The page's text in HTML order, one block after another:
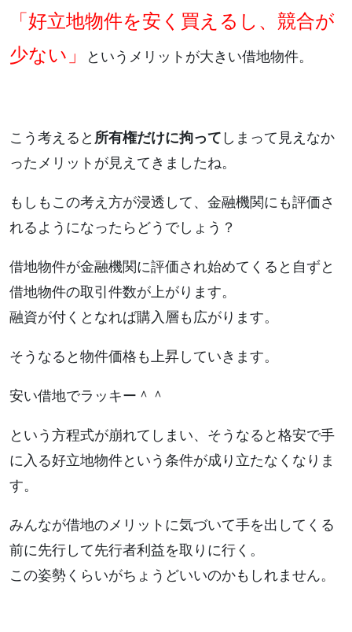
「好立地物件を安く買えるし、競合が
少ない」
というメリットが大きい借地物件。
こう考えると 所有権だけに拘って しまって見えなか
ったメリットが見えてきましたね。
もしもこの考え方が浸透して、金融機関にも評価さ
れるようになったらどうでしょう？
借地物件が金融機関に評価され始めてくると自ずと
借地物件の取引件数が上がります。
融資が付くとなれば購入層も広がります。
そうなると物件価格も上昇していきます。
安い借地でラッキー＾＾
という方程式が崩れてしまい、そうなると格安で手
に入る好立地物件という条件が成り立たなくなりま
す。
みんなが借地のメリットに気づいて手を出してくる
前に先行して先行者利益を取りに行く。
この姿勢くらいがちょうどいいのかもしれません。